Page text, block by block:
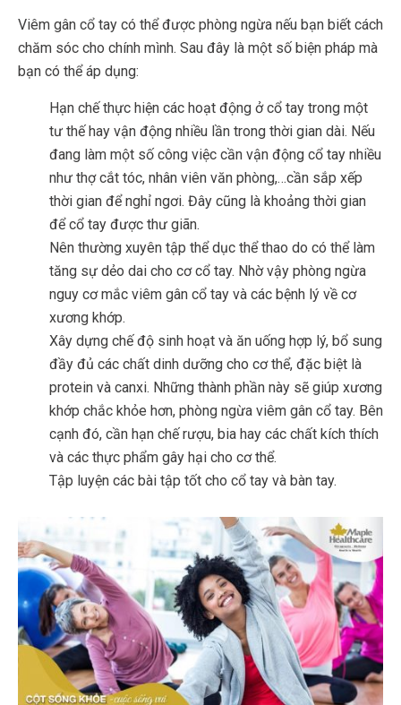
Viêm gân cổ tay có thể được phòng ngừa nếu bạn biết cách
chăm sóc cho chính mình. Sau đây là một số biện pháp mà
bạn có thể áp dụng:
Hạn chế thực hiện các hoạt động ở cổ tay trong một
tư thế hay vận động nhiều lần trong thời gian dài. Nếu
đang làm một số công việc cần vận động cổ tay nhiều
như thợ cắt tóc, nhân viên văn phòng,…cần sắp xếp
thời gian để nghỉ ngơi. Đây cũng là khoảng thời gian
để cổ tay được thư giãn.
Nên thường xuyên tập thể dục thể thao do có thể làm
tăng sự dẻo dai cho cơ cổ tay. Nhờ vậy phòng ngừa
nguy cơ mắc viêm gân cổ tay và các bệnh lý về cơ
xương khớp.
Xây dựng chế độ sinh hoạt và ăn uống hợp lý, bổ sung
đầy đủ các chất dinh dưỡng cho cơ thể, đặc biệt là
protein và canxi. Những thành phần này sẽ giúp xương
khớp chắc khỏe hơn, phòng ngừa viêm gân cổ tay. Bên
cạnh đó, cần hạn chế rượu, bia hay các chất kích thích
và các thực phẩm gây hại cho cơ thể.
Tập luyện các bài tập tốt cho cổ tay và bàn tay.